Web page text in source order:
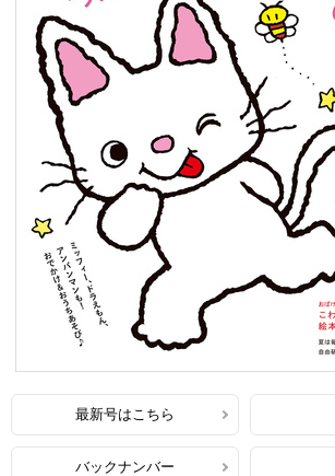
最新号はこちら
バックナンバー